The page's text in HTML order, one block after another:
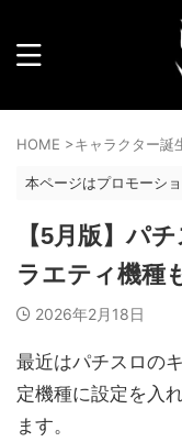
HOME >キャラクター誕
本ページはプロモーシ
【5月版】パ
ラエティ機種
2026年2月18日
最近はパチスロの
定機種に設定を入
ます。